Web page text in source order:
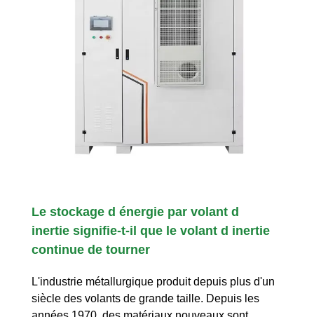
Le stockage d énergie par volant d
inertie signifie-t-il que le volant d inertie
continue de tourner
L'industrie métallurgique produit depuis plus d'un
siècle des volants de grande taille. Depuis les